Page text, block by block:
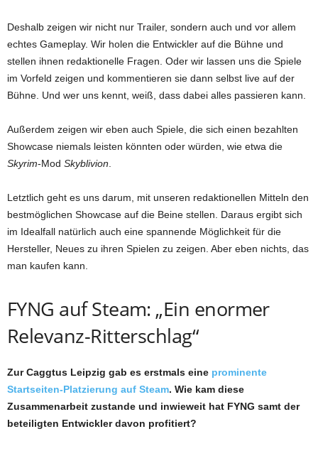
Deshalb zeigen wir nicht nur Trailer, sondern auch und vor allem
echtes Gameplay. Wir holen die Entwickler auf die Bühne und
stellen ihnen redaktionelle Fragen. Oder wir lassen uns die Spiele
im Vorfeld zeigen und kommentieren sie dann selbst live auf der
Bühne. Und wer uns kennt, weiß, dass dabei alles passieren kann.
Außerdem zeigen wir eben auch Spiele, die sich einen bezahlten
Showcase niemals leisten könnten oder würden, wie etwa die
Skyrim-Mod Skyblivion.
Letztlich geht es uns darum, mit unseren redaktionellen Mitteln den
bestmöglichen Showcase auf die Beine stellen. Daraus ergibt sich
im Idealfall natürlich auch eine spannende Möglichkeit für die
Hersteller, Neues zu ihren Spielen zu zeigen. Aber eben nichts, das
man kaufen kann.
FYNG auf Steam: „Ein enormer
Relevanz-Ritterschlag“
Zur Caggtus Leipzig gab es erstmals eine prominente
Startseiten-Platzierung auf Steam. Wie kam diese
Zusammenarbeit zustande und inwieweit hat FYNG samt der
beteiligten Entwickler davon profitiert?